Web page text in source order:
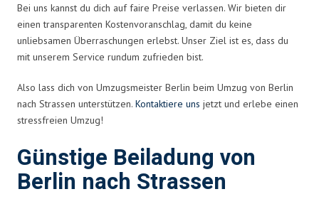
Bei uns kannst du dich auf faire Preise verlassen. Wir bieten dir
einen transparenten Kostenvoranschlag, damit du keine
unliebsamen Überraschungen erlebst. Unser Ziel ist es, dass du
mit unserem Service rundum zufrieden bist.
Also lass dich von Umzugsmeister Berlin beim Umzug von Berlin
nach Strassen unterstützen. Kontaktiere uns jetzt und erlebe einen
stressfreien Umzug!
Günstige Beiladung von
Berlin nach Strassen